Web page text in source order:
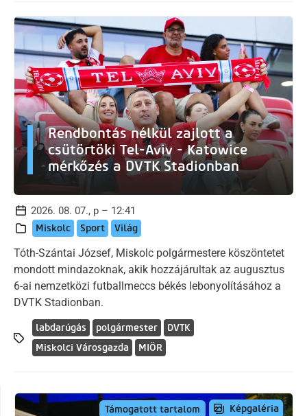
Rendbontás nélkül zajlott a
csütörtöki Tel-Aviv - Katowice
mérkőzés a DVTK Stadionban
2026. 08. 07., p – 12:41
Miskolc Sport Világ
Tóth-Szántai József, Miskolc polgármestere köszöntetet
mondott mindazoknak, akik hozzájárultak az augusztus
6-ai nemzetközi futballmeccs békés lebonyolításához a
DVTK Stadionban.
labdarúgás polgármester
DVTK
Miskolci Városgazda
MIÖR
Támogatott tartalom Képgaléria